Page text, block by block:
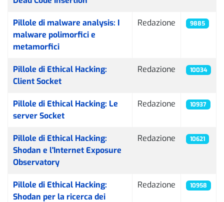
Pillole di malware analysis: I
malware polimorfici e
metamorfici
Redazione 9885
Pillole di Ethical Hacking:
Client Socket
Redazione 10034
Pillole di Ethical Hacking: Le
server Socket
Redazione 10937
Pillole di Ethical Hacking:
Shodan e l'Internet Exposure
Observatory
Redazione 10621
Pillole di Ethical Hacking:
Shodan per la ricerca dei
Redazione 10958